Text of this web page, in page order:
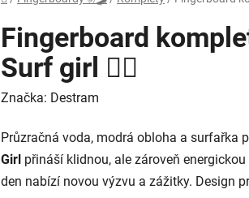
Fingerboard
Surf girl 🏄‍♀️
Značka: Destram
Průzračná voda, modrá obloha a surfařka
Girl přináší klidnou, ale zároveň
den nabízí novou výzvu a zážitky. Design